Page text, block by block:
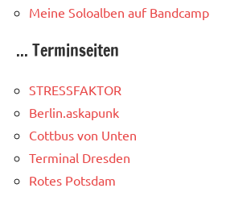
Meine Soloalben auf Bandcamp
... Terminseiten
STRESSFAKTOR
Berlin.askapunk
Cottbus von Unten
Terminal Dresden
Rotes Potsdam